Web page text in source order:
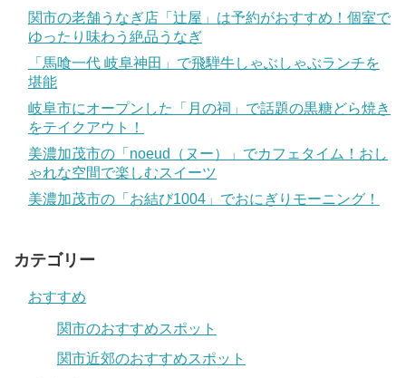
関市の老舗うなぎ店「辻屋」は予約がおすすめ！個室で
ゆったり味わう絶品うなぎ
「馬喰一代 岐阜神田」で飛騨牛しゃぶしゃぶランチを
堪能
岐阜市にオープンした「月の祠」で話題の黒糖どら焼き
をテイクアウト！
美濃加茂市の「noeud（ヌー）」でカフェタイム！おし
ゃれな空間で楽しむスイーツ
美濃加茂市の「お結び1004」でおにぎりモーニング！
カテゴリー
おすすめ
関市のおすすめスポット
関市近郊のおすすめスポット